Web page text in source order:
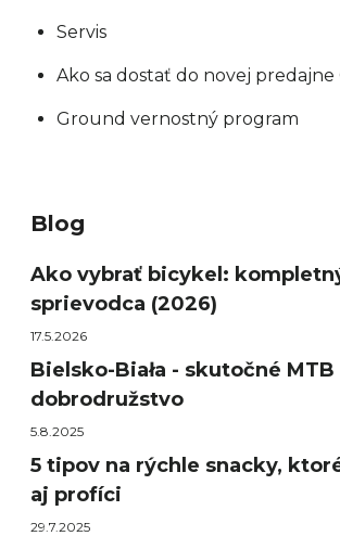
Servis
Ako sa dostať do novej
Ground vernostný program
Blog
Ako vybrať bicykel:
sprievodca (2026)
17.5.2026
Bielsko-Biała - skutočné MTB
dobrodružstvo
5.8.2025
5 tipov na rýchle snacky,
aj profíci
29.7.2025